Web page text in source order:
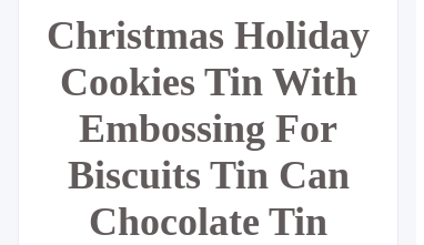
Christmas Holiday
Cookies Tin With
Embossing For
Biscuits Tin Can
Chocolate Tin